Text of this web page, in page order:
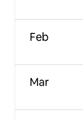
Feb
Mar